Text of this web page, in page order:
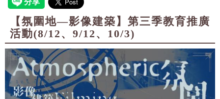
【氛圍地—影像建築】第三季教育推廣
活動(8/12、9/12、10/3)